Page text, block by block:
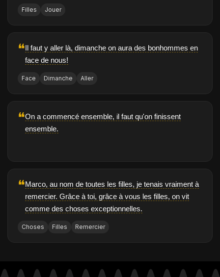
Filles Jouer
❝Il faut y aller là, dimanche on aura des bonhommes en
face de nous!
Face Dimanche Aller
❝On a commencé ensemble, il faut qu'on finissent
ensemble.
❝Marco, au nom de toutes les filles, je tenais vraiment à
remercier. Grâce à toi, grâce à vous les filles, on vit
comme des choses exceptionnelles.
Choses Filles Remercier